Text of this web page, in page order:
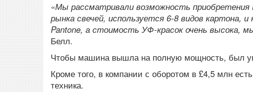
«Мы рассматривали возможность приобретения
рынка свечей, используется 6-8 видов
Pantone, а стоимость УФ-красок очень высока,
Белл.
Чтобы машина вышла на полную мощность, был
Кроме того, в компании с оборотом в £4,5 млн
техника.